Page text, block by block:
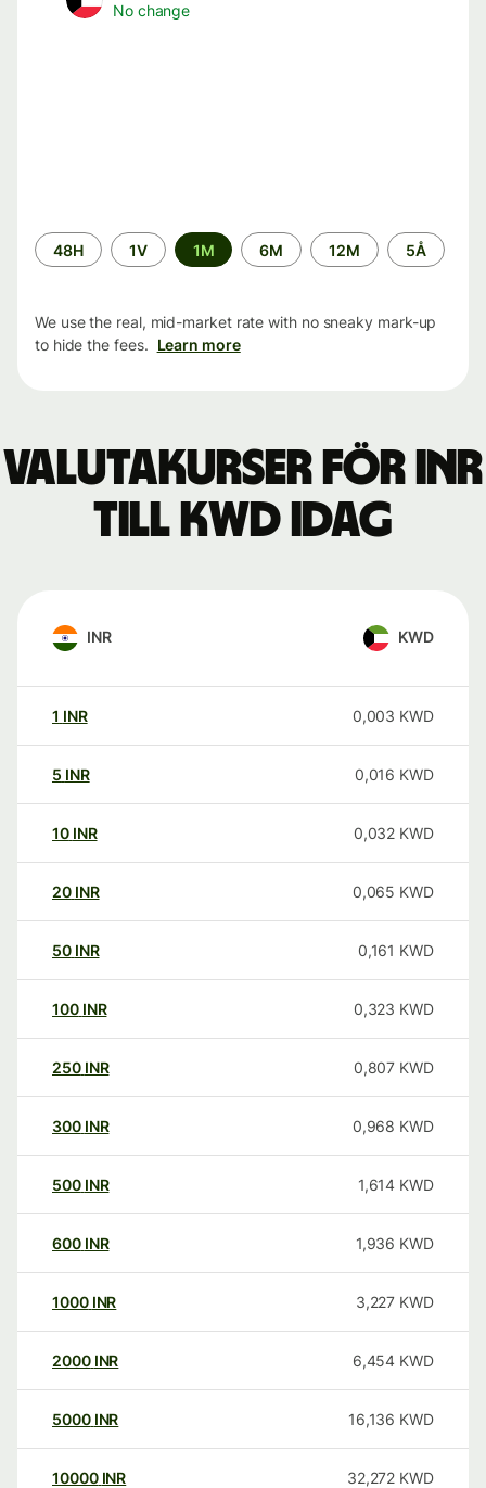
No change
Time
period
48H 1V 1M 6M 12M 5Å
We use the real, mid-market rate with no sneaky mark-up
to hide the fees. Learn more
Valutakurser för INR
till KWD idag
INR KWD
1 INR 0,003 KWD
5 INR 0,016 KWD
10 INR 0,032 KWD
20 INR 0,065 KWD
50 INR 0,161 KWD
100 INR 0,323 KWD
250 INR 0,807 KWD
300 INR 0,968 KWD
500 INR 1,614 KWD
600 INR 1,936 KWD
1000 INR 3,227 KWD
2000 INR 6,454 KWD
5000 INR 16,136 KWD
10000 INR 32,272 KWD